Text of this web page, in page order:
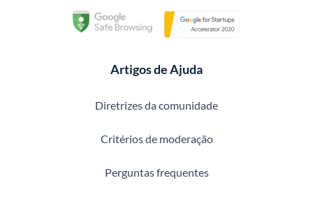
Artigos de Ajuda
Diretrizes da comunidade
Critérios de moderação
Perguntas frequentes